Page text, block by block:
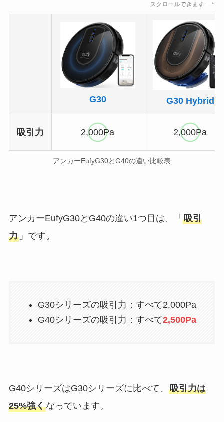
スクロールできます
G30 G30 Hybrid
吸引力 2,000Pa 2,000Pa
アンカーEufyG30とG40の違い比較表
アンカーEufyG30とG40の違い1つ目は、「 吸引
力」です。
G30シリーズの吸引力：すべて2,000Pa
G40シリーズの吸引力：すべて2,500Pa
G40シリーズはG30シリーズに比べて、 吸引力は
25%強くなっています。